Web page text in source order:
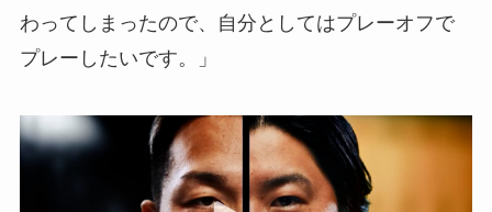
わってしまったので、自分としてはプレーオフで
プレーしたいです。」